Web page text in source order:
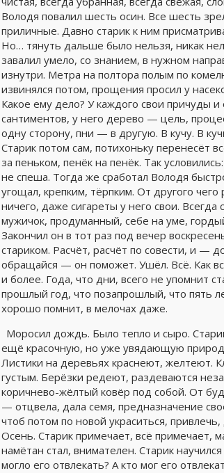
Володя повалил шесть осин. Все шесть
приличные. Давно старик к ним
Но… тянуть дальше было нельзя, никак
завалил умело, со знанием, в нужном
изнутри. Метра на полтора полым по
извинялся потом, прощения просил у
Какое ему дело? У каждого свои причуды
сантиментов, у него дерево — цель,
одну сторону, пни — в другую. В кучу. В
Старик потом сам, потихоньку перенесёт
за пеньком, пенёк на пенёк. Так
не спеша. Тогда же сработал Володя
угощал, крепким, тёрпким. От другого
ничего, даже сигареты у него свои.
мужичок, продуманный, себе на уме,
Закончил он в тот раз под вечер
стариком. Расчёт, расчёт по совести, и
обращайся — он поможет. Ушёл. Всё. Как
и более. Года, что дни, всего не упомнит
прошлый год, что позапрошлый, что пять
хорошо помнит, в мелочах даже.
Моросил дождь. Было тепло и сыро.
ещё красочную, но уже увядающую
Листики на деревьях краснеют, желтеют.
густым. Берёзки редеют, раздеваются
коричнево-жёлтый ковёр под собой. От
— отцвела, дала семя, предназначение
чтоб потом по новой украситься,
Осень. Старик примечает, всё примечает,
намётан стал, внимателен. Старик
могло его отвлекать? А кто мог его